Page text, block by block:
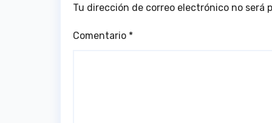
Tu dirección de correo electrónico no será
Comentario *